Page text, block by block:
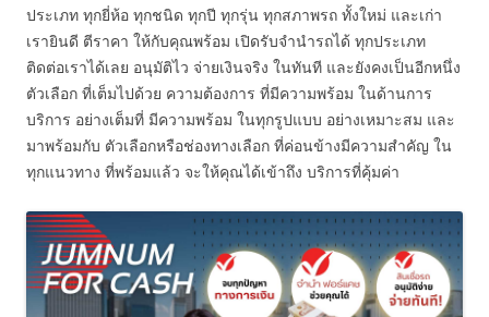
ประเภท ทุกยี่ห้อ ทุกชนิด ทุกปี ทุกรุ่น ทุกสภาพรถ ทั้งใหม่ และเก่า
เรายินดี ตีราคา ให้กับคุณพร้อม เปิดรับจำนำรถได้ ทุกประเภท
ติดต่อเราได้เลย อนุมัติไว จ่ายเงินจริง ในทันที และยังคงเป็นอีกหนึ่ง
ตัวเลือก ที่เต็มไปด้วย ความต้องการ ที่มีความพร้อม ในด้านการ
บริการ อย่างเต็มที่ มีความพร้อม ในทุกรูปแบบ อย่างเหมาะสม และ
มาพร้อมกับ ตัวเลือกหรือช่องทางเลือก ที่ค่อนข้างมีความสำคัญ ใน
ทุกแนวทาง ที่พร้อมแล้ว จะให้คุณได้เข้าถึง บริการที่คุ้มค่า